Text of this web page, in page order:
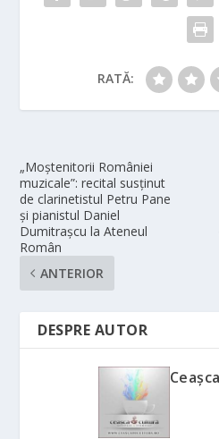
RATĂ:
„Moștenitorii României
muzicale”: recital susținut
de clarinetistul Petru Pane
și pianistul Daniel
Dumitrașcu la Ateneul
Român
ANTERIOR
DESPRE AUTOR